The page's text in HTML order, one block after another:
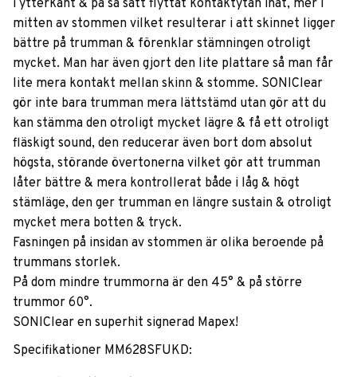
i ytterkant & på så sätt flyttat kontaktytan inåt, mer i
mitten av stommen vilket resulterar i att skinnet ligger
bättre på trumman & förenklar stämningen otroligt
mycket. Man har även gjort den lite plattare så man får
lite mera kontakt mellan skinn & stomme. SONIClear
gör inte bara trumman mera lättstämd utan gör att du
kan stämma den otroligt mycket lägre & få ett otroligt
fläskigt sound, den reducerar även bort dom absolut
högsta, störande övertonerna vilket gör att trumman
låter bättre & mera kontrollerat både i låg & högt
stämläge, den ger trumman en längre sustain & otroligt
mycket mera botten & tryck.
Fasningen på insidan av stommen är olika beroende på
trummans storlek.
På dom mindre trummorna är den 45° & på större
trummor 60°.
SONIClear en superhit signerad Mapex!
Specifikationer MM628SFUKD: